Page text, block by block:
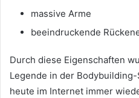
massive Arme
beeindruckende
Durch diese Eigenschaften
Legende in der
heute im Internet immer